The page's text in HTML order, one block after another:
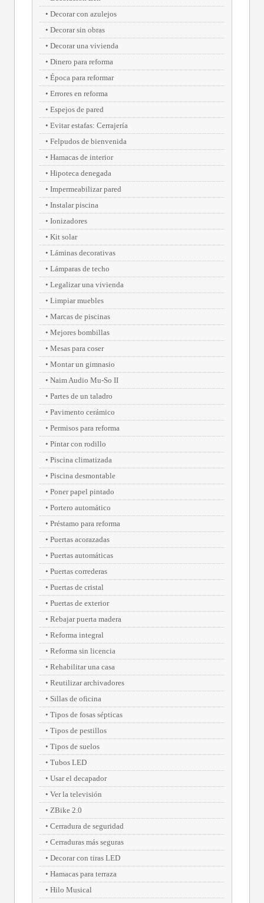
Decorar con azulejos
Decorar sin obras
Decorar una vivienda
Dinero para reforma
Época para reformar
Errores en reforma
Espejos de pared
Evitar estafas: Cerrajería
Felpudos de bienvenida
Hamacas de interior
Hipoteca denegada
Impermeabilizar pared
Instalar piscina
Ionizadores
Kit solar
Láminas decorativas
Lámparas de techo
Legalizar una vivienda
Limpiar muebles
Marcas de piscinas
Mejores bombillas
Mesas para coser
Montar un gimnasio
Naim Audio Mu-So II
Partes de un taladro
Pavimento cerámico
Permisos para reforma
Pintar con rodillo
Piscina climatizada
Piscina desmontable
Poner papel pintado
Portero automático
Préstamo para reforma
Puertas acorazadas
Puertas automáticas
Puertas correderas
Puertas de cristal
Puertas de exterior
Rebajar puerta madera
Reforma integral
Reforma sin licencia
Rehabilitar una casa
Reutilizar archivadores
Sillas de oficina
Tipos de fosas sépticas
Tipos de pestillos
Tipos de suelos
Tubos LED
Usar el decapador
Ver la televisión
ZBike 2.0
Cerradura de seguridad
Cerraduras más seguras
Decorar con tiras LED
Hamacas para terraza
Hilo Musical